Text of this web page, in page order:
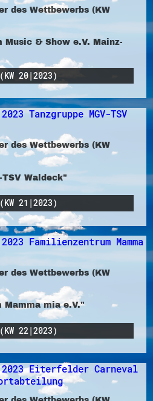
des Wettbewerbs (KW
Music & Show e.V. Mainz-
20|2023)
des Wettbewerbs (KW
TSV Waldeck"
21|2023)
des Wettbewerbs (KW
Mamma mia e.V."
22|2023)